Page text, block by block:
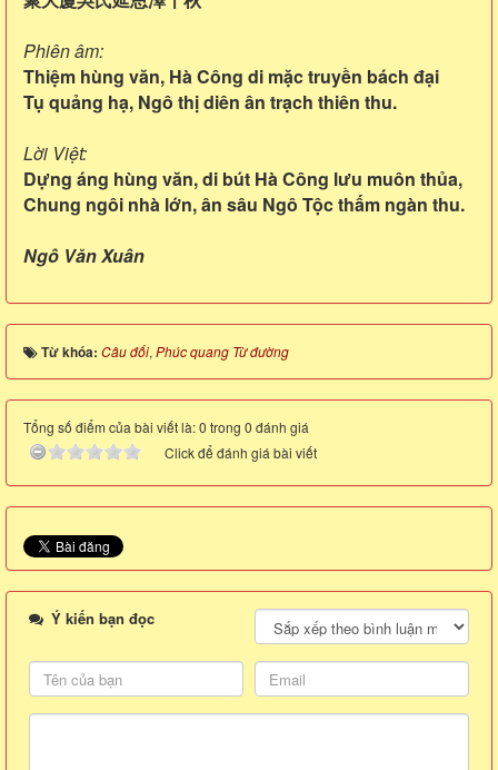
Phiên âm:
Thiệm hùng văn, Hà Công di mặc truyền bách đại
Tụ quảng hạ, Ngô thị diên ân trạch thiên thu.
Lời Việt:
Dựng áng hùng văn, di bút Hà Công lưu muôn thủa,
Chung ngôi nhà lớn, ân sâu Ngô Tộc thấm ngàn thu.
Ngô Văn Xuân
Từ khóa: Câu đối, Phúc quang Từ đường
Tổng số điểm của bài viết là: 0 trong 0 đánh giá
Click để đánh giá bài viết
Ý kiến bạn đọc